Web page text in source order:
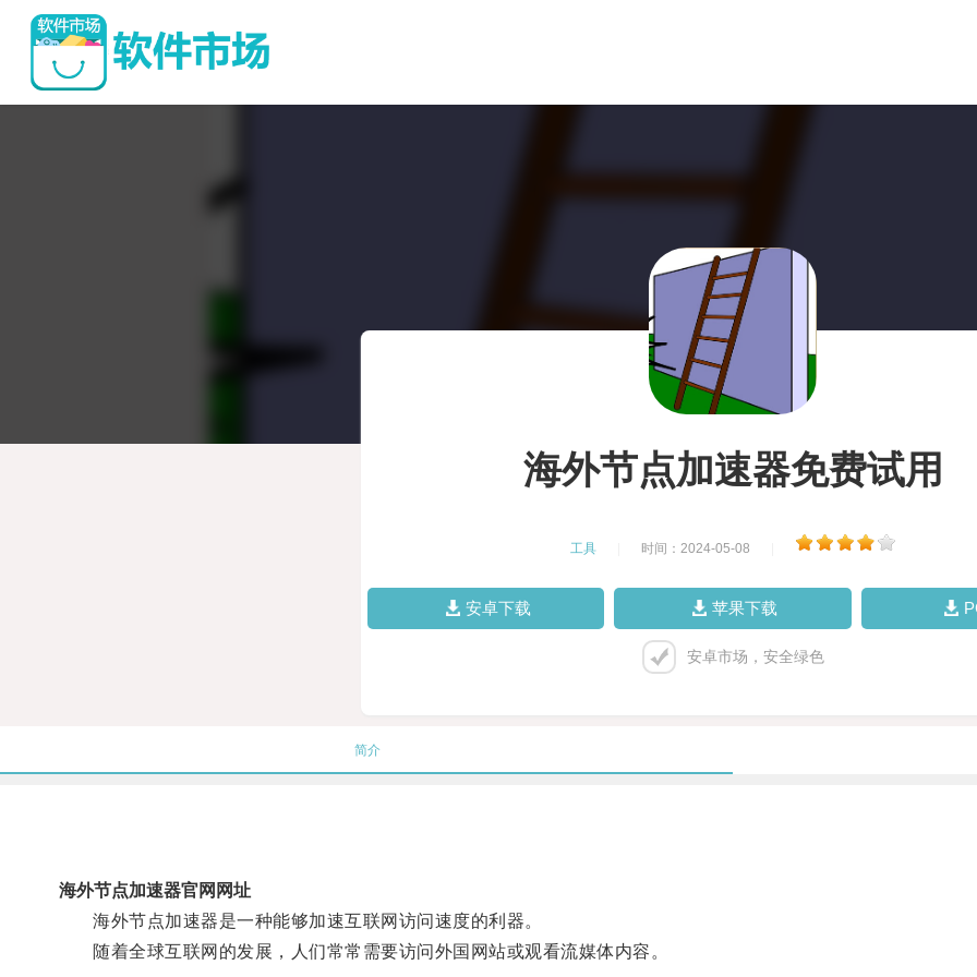
海外节点加速器免费试用
工具 时间：2024-05-08
安卓下载 苹果下载
安卓市场，安全绿色
简介
海外节点加速器官网网址
海外节点加速器是一种能够加速互联网访问速度的利器。
随着全球互联网的发展，人们常常需要访问外国网站或观看流媒体内容。